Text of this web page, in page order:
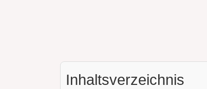
Inhaltsverzeichnis